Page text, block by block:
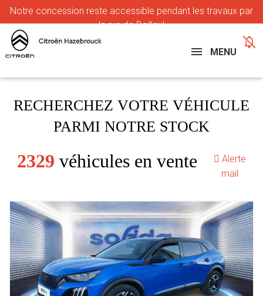
Notre concession reste accessible pendant les travaux par
la rue de Bailleul
MENU
RECHERCHEZ VOTRE VÉHICULE
PARMI NOTRE STOCK
2329 véhicules en vente
Alerte
mail